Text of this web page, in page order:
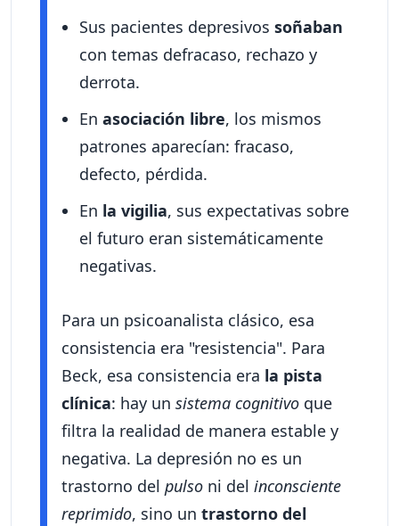
Sus pacientes depresivos soñaban
con temas defracaso, rechazo y
derrota.
En asociación libre, los mismos
patrones aparecían: fracaso,
defecto, pérdida.
En la vigilia, sus expectativas sobre
el futuro eran sistemáticamente
negativas.
Para un psicoanalista clásico, esa
consistencia era "resistencia". Para
Beck, esa consistencia era la pista
clínica: hay un sistema cognitivo que
filtra la realidad de manera estable y
negativa. La depresión no es un
trastorno del pulso ni del inconsciente
reprimido, sino un trastorno del